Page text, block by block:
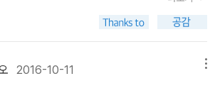
다. <전쟁은 여자의 얼굴을 하지 않았다> 급
지음, 김석희 옮김 / 살림 / 2016년 11월 일
상 아쿠타가와 상을 받은 작품입니다. 저는
실격>, <채식주의자>가 생각나는 소설입니
상처의 원인을 분석하고 이를 해결하는 다양
습니다. 자기가 느끼는 감정을 이해하는 사
하고 받아들일 수 있어요. 48가지 감정의 기
자 스피노자는 감정을 이해할 때 인간이 느
상태에 이른다고 보았어요. -p94 <번아웃>
2016-10-11